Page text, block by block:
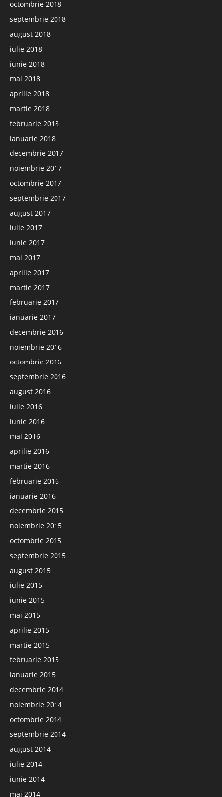
octombrie 2018
septembrie 2018
august 2018
iulie 2018
iunie 2018
mai 2018
aprilie 2018
martie 2018
februarie 2018
ianuarie 2018
decembrie 2017
noiembrie 2017
octombrie 2017
septembrie 2017
august 2017
iulie 2017
iunie 2017
mai 2017
aprilie 2017
martie 2017
februarie 2017
ianuarie 2017
decembrie 2016
noiembrie 2016
octombrie 2016
septembrie 2016
august 2016
iulie 2016
iunie 2016
mai 2016
aprilie 2016
martie 2016
februarie 2016
ianuarie 2016
decembrie 2015
noiembrie 2015
octombrie 2015
septembrie 2015
august 2015
iulie 2015
iunie 2015
mai 2015
aprilie 2015
martie 2015
februarie 2015
ianuarie 2015
decembrie 2014
noiembrie 2014
octombrie 2014
septembrie 2014
august 2014
iulie 2014
iunie 2014
mai 2014